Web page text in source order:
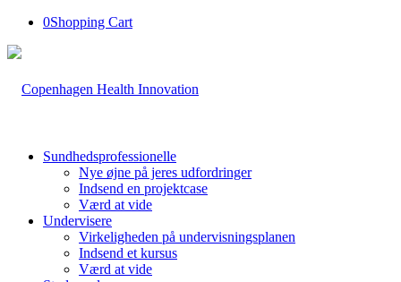
0Shopping Cart
Sundhedsprofessionelle
Nye øjne på jeres udfordringer
Indsend en projektcase
Værd at vide
Undervisere
Virkeligheden på undervisningsplanen
Indsend et kursus
Værd at vide